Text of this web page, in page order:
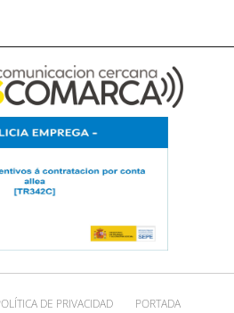
DE PRIVACIDAD PORTADA